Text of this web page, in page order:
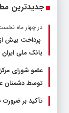
جدیدترین
در چهار ماه نخست ۱۴۰۵ رقم
بانک ملی ایران
عضو شورای
توسط دشمنان
تأکید بر